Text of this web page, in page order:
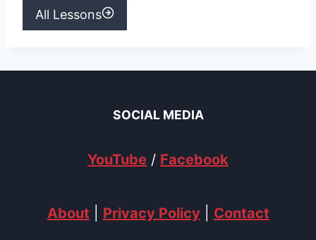
All Lessons
SOCIAL MEDIA
YouTube / Facebook
About Privacy Policy| Contact